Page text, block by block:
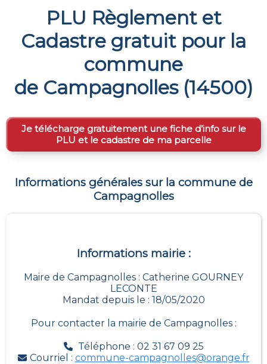
PLU Règlement et
Cadastre gratuit pour la
commune
de Campagnolles(14500)
Je télécharge gratuitement une fiche d’info sur le
PLU et le cadastre de ma parcelle
Informations générales sur la commune de
Campagnolles
Informations mairie :
Maire de Campagnolles : Catherine GOURNEY
LECONTE
Mandat depuis le : 18/05/2020
Pour contacter la mairie de Campagnolles:
Téléphone : 02 31 67 09 25
Courriel : commune-campagnolles@orange.fr